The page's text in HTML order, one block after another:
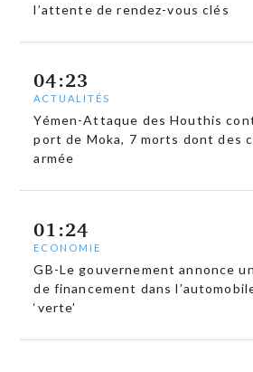
l’attente de rendez-vous clés
04:23
ACTUALITÉS
Yémen-Attaque des Houthis
port de Moka, 7 morts dont des
armée
01:24
ECONOMIE
GB-Le gouvernement annonce
de financement dans
‘verte’